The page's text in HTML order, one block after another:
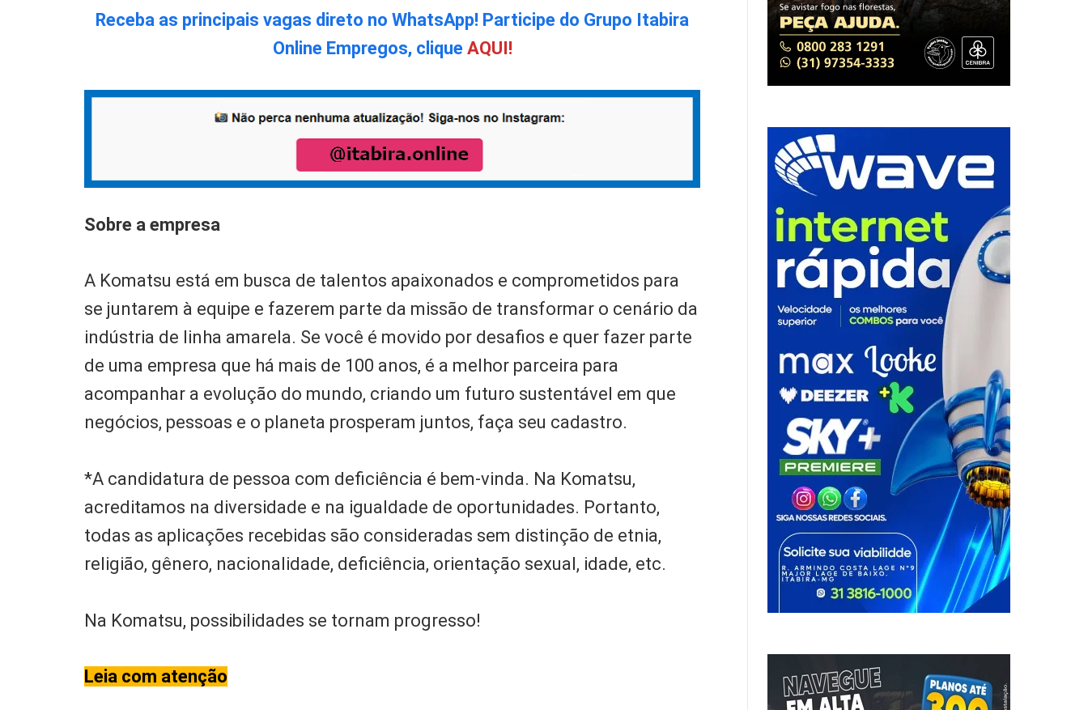
Receba as principais vagas direto no WhatsApp! Participe do Grupo Itabira
Online Empregos, clique AQUI!
Sobre a empresa
A Komatsu está em busca de talentos apaixonados e comprometidos para
se juntarem à equipe e fazerem parte da missão de transformar o cenário da
indústria de linha amarela. Se você é movido por desafios e quer fazer parte
de uma empresa que há mais de 100 anos, é a melhor parceira para
acompanhar a evolução do mundo, criando um futuro sustentável em que
negócios, pessoas e o planeta prosperam juntos, faça seu cadastro.
*A candidatura de pessoa com deficiência é bem-vinda. Na Komatsu,
acreditamos na diversidade e na igualdade de oportunidades. Portanto,
todas as aplicações recebidas são consideradas sem distinção de etnia,
religião, gênero, nacionalidade, deficiência, orientação sexual, idade, etc.
Na Komatsu, possibilidades se tornam progresso!
Leia com atenção